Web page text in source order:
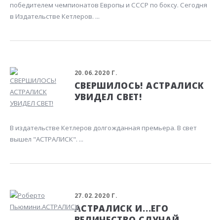
победителем чемпионатов Европы и СССР по боксу. Сегодня
в Издательстве Кетлеров. ...
20.06.2020 Г.
СВЕРШИЛОСЬ! АСТРАЛИСК
УВИДЕЛ СВЕТ!
В издательстве Кетлеров долгожданная премьера. В свет
вышел "АСТРАЛИСК". ...
27.02.2020 Г.
АСТРАЛИСК И...ЕГО